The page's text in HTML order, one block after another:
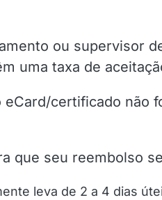
ou supervisor
uma taxa de
certificado não
que seu reembolso
leva de 2 a 4 dias